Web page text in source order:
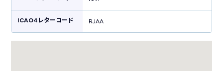
ICAO4レターコード RJAA